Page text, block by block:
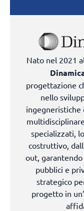
Nato nel 2021
progettazione
nello
ingegneristiche
specializzati,
costruttivo,
out,
pubblici e
strategico
progetto in